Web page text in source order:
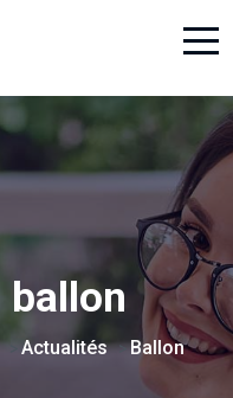
ballon
> Actualités >Ballon